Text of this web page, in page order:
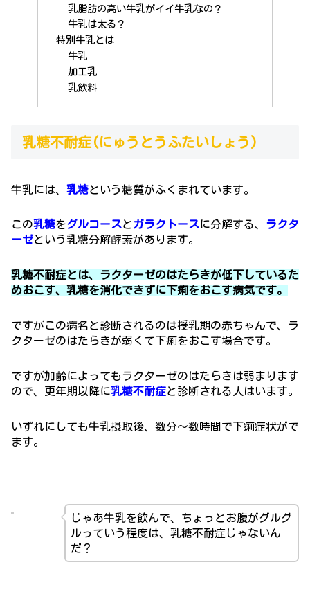
乳脂肪の高い牛乳がイイ牛乳なの？
牛乳は太る？
特別牛乳とは
牛乳
加工乳
乳飲料
乳糖不耐症(にゅうとうふたいしょう)
牛乳には、 乳糖という糖質がふくまれています。
この乳糖をグルコースとガラクトースに分解する、 ラクタ
ーゼという乳糖分解酵素があります。
乳糖不耐症とは、ラクターゼのはたらきが低下しているた
めおこす、乳糖を消化できずに下痢をおこす病気です。
ですがこの病名と診断されるのは授乳期の赤ちゃんで、ラ
クターゼのはたらきが弱くて下痢をおこす場合です。
ですが加齢によってもラクターゼのはたらきは弱まります
ので、更年期以降に乳糖不耐症と診断される人はいます。
いずれにしても牛乳摂取後、数分～数時間で下痢症状がで
ます。
じゃあ牛乳を飲んで、ちょっとお腹がグルグ
ルっていう程度は、乳糖不耐症じゃないん
だ？